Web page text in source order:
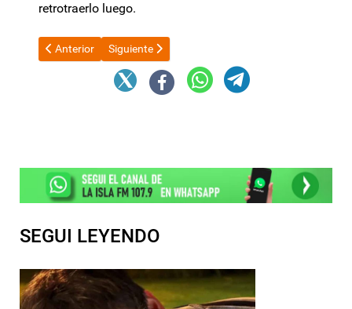
retrotraerlo luego.
Artículo anterior: Las prepagas responden: "La inflación
Anterior Artículo siguiente: Confirmado: Banco Galicia
Siguiente
SEGUI LEYENDO